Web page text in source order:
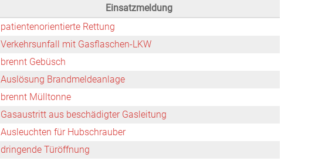
Einsatzmeldung
patientenorientierte Rettung
Verkehrsunfall mit Gasflaschen-LKW
brennt Gebüsch
Auslösung Brandmeldeanlage
brennt Mülltonne
Gasaustritt aus beschädigter Gasleitung
Ausleuchten für Hubschrauber
dringende Türöffnung